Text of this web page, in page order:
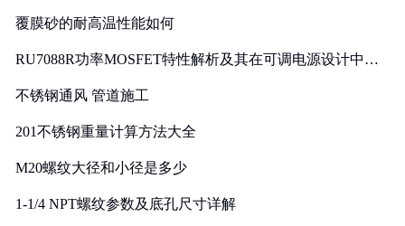
覆膜砂的耐高温性能如何
RU7088R功率MOSFET特性解析及其在可调电源设计中的
不锈钢通风 管道施工
201不锈钢重量计算方法大全
M20螺纹大径和小径是多少
1-1/4 NPT螺纹参数及底孔尺寸详解